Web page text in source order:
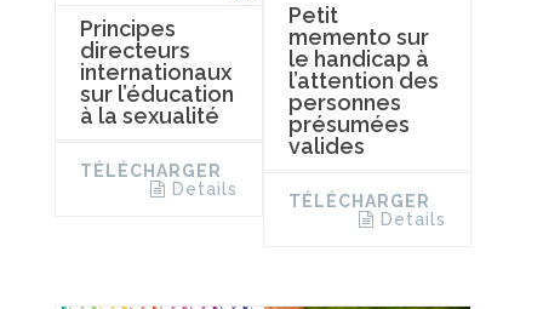
Principes
directeurs
internationaux
sur l’éducation
à la sexualité
TÉLÉCHARGER
Details
Petit
memento sur
le handicap à
l’attention des
personnes
présumées
valides
TÉLÉCHARGER
Details